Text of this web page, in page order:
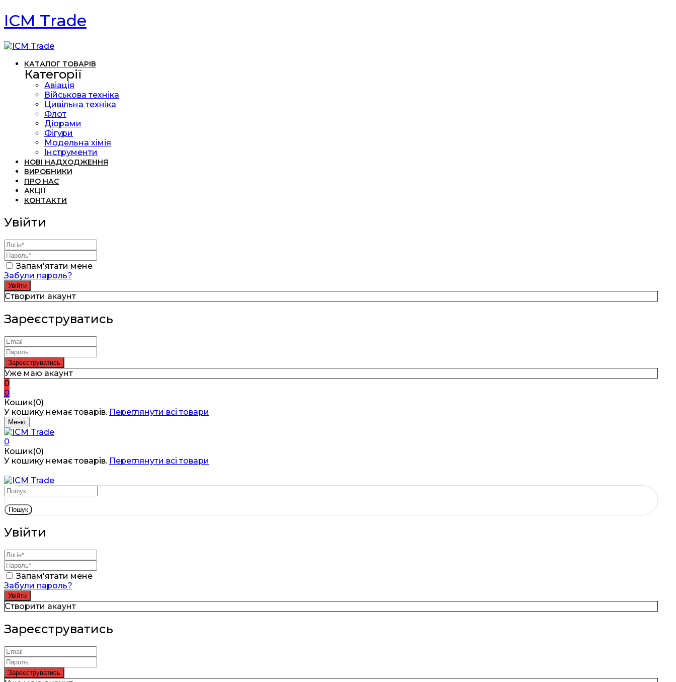
ICM Trade
КАТАЛОГ ТОВАРІВ
Категорії
Авіація
Військова техніка
Цивільна техніка
Флот
Діорами
Фігури
Модельна хімія
Інструменти
НОВІ НАДХОДЖЕННЯ
ВИРОБНИКИ
ПРО НАС
АКЦІЇ
КОНТАКТИ
Увійти
Запам'ятати мене
Забули пароль?
Створити акаунт
Зареєструватись
Уже маю акаунт
0
0
Кошик(0)
У кошику немає товарів. Переглянути всі товари
Меню
0
Кошик(0)
У кошику немає товарів. Переглянути всі товари
Пошук
Увійти
Запам'ятати мене
Забули пароль?
Створити акаунт
Зареєструватись